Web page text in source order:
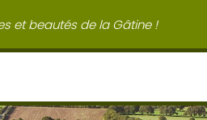
et beautés de la Gâtine !